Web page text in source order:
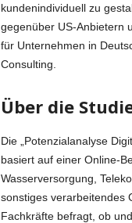
kundenindividuell zu
gegenüber US-Anbietern
für Unternehmen in
Consulting.
Über die
Die „Potenzialanalyse
basiert auf einer Online-
Wasserversorgung,
sonstiges verarbeitendes
Fachkräfte befragt, ob